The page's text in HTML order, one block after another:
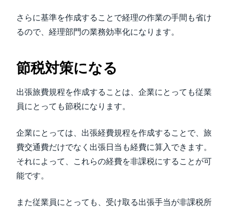
さらに基準を作成することで経理の作業の手間も省け
るので、経理部門の業務効率化になります。
節税対策になる
出張旅費規程を作成することは、企業にとっても従業
員にとっても節税になります。
企業にとっては、出張経費規程を作成することで、旅
費交通費だけでなく出張日当も経費に算入できます。
それによって、これらの経費を非課税にすることが可
能です。
また従業員にとっても、受け取る出張手当が非課税所